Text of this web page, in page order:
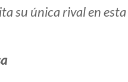
su única rival en esta